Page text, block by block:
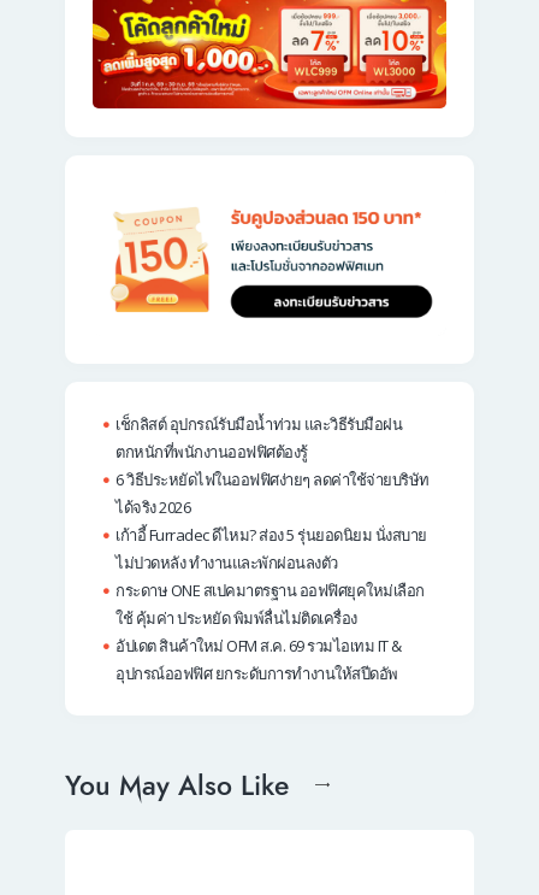
เช็กลิสต์ อุปกรณ์รับมือน้ำท่วม และวิธีรับมือฝน
ตกหนักที่พนักงานออฟฟิศต้องรู้
6 วิธีประหยัดไฟในออฟฟิศง่ายๆ ลดค่าใช้จ่ายบริษัท
ได้จริง 2026
เก้าอี้ Furradec ดีไหม? ส่อง 5 รุ่นยอดนิยม นั่งสบาย
ไม่ปวดหลัง ทำงานและพักผ่อนลงตัว
กระดาษ ONE สเปคมาตรฐาน ออฟฟิศยุคใหม่เลือก
ใช้ คุ้มค่า ประหยัด พิมพ์ลื่นไม่ติดเครื่อง
อัปเดต สินค้าใหม่ OFM ส.ค. 69 รวมไอเทม IT &
อุปกรณ์ออฟฟิศ ยกระดับการทำงานให้สปีดอัพ
You May Also Like